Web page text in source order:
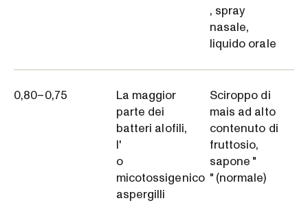
, spray
nasale,
liquido orale
0,80–0,75
La maggior
parte dei
batteri alofili,
l'
o
micotossigenico
aspergilli
Sciroppo di
mais ad alto
contenuto di
fruttosio,
sapone "
" (normale)